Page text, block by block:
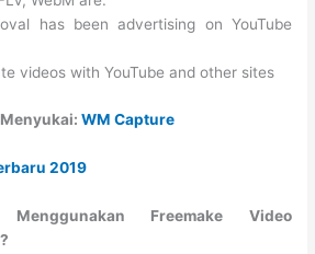
has been advertising on YouTube
videos with YouTube and other sites
WM Capture
2019
Menggunakan Freemake Video